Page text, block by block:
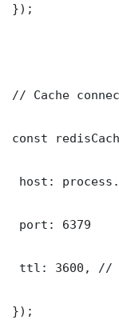
});
// Cache
const
host:
port: 6379
ttl: 3600, //
});